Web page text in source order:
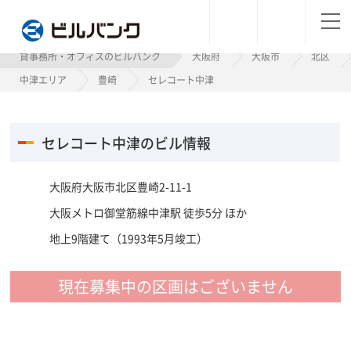
ビルバンク
貸事務所・オフィスのビルバンク 大阪府 大阪市
北区
中津エリア
豊崎 セレコート中津
セレコート中津のビル情報
大阪府大阪市北区豊崎2-11-1
大阪メトロ御堂筋線中津駅 徒歩5分 ほか
地上9階建て（1993年5月竣工）
現在募集中の区画はございません